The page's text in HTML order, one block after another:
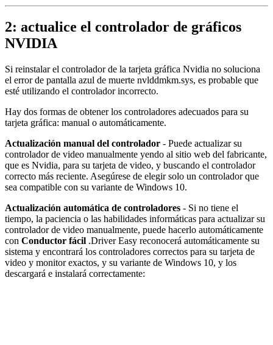
2: actualice el controlador de gráficos
NVIDIA
Si reinstalar el controlador de la tarjeta gráfica Nvidia no soluciona
el error de pantalla azul de muerte nvlddmkm.sys, es probable que
esté utilizando el controlador incorrecto.
Hay dos formas de obtener los controladores adecuados para su
tarjeta gráfica: manual o automáticamente.
Actualización manual del controlador - Puede actualizar su
controlador de video manualmente yendo al sitio web del fabricante,
que es Nvidia, para su tarjeta de video, y buscando el controlador
correcto más reciente. Asegúrese de elegir solo un controlador que
sea compatible con su variante de Windows 10.
Actualización automática de controladores - Si no tiene el
tiempo, la paciencia o las habilidades informáticas para actualizar su
controlador de video manualmente, puede hacerlo automáticamente
con Conductor fácil .Driver Easy reconocerá automáticamente su
sistema y encontrará los controladores correctos para su tarjeta de
video y monitor exactos, y su variante de Windows 10, y los
descargará e instalará correctamente: